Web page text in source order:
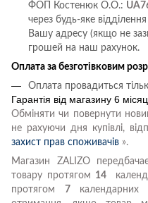
ФОП Костенюк О.О.:
через будь-яке
Вашу адресу (якщо не
грошей на наш рахунок.
Оплата за безготівковим
Оплата провадиться
Гарантія від магазину 6
Обміняти чи повернути
не рахуючи дня купівлі,
захист прав споживачів ».
Магазин ZALIZO
товару протягом 14
протягом 7